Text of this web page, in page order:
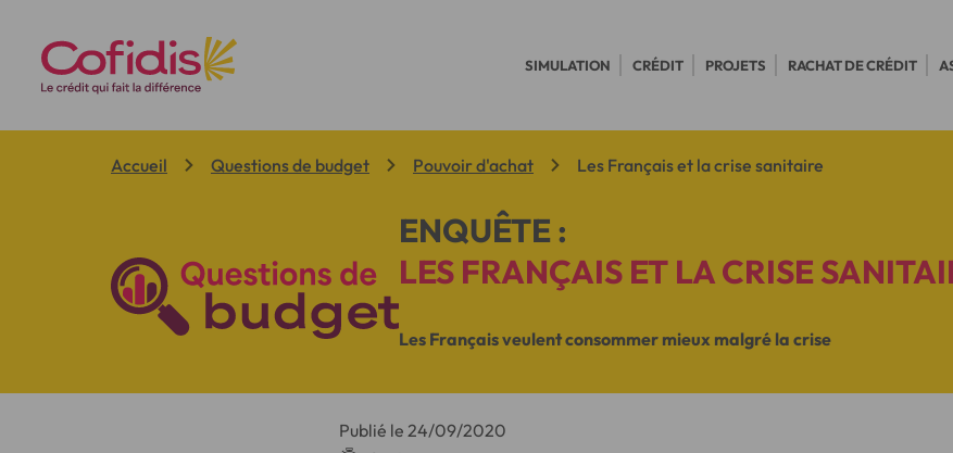
SIMULATION CRÉDIT PROJETS RACHAT DE CRÉDIT
Vous êtes ici:
Accueil Questions de budget Pouvoir d'achat Les Français et la crise sanitaire
ENQUÊTE :
LES FRANÇAIS ET LA CRISE
Les Français veulent consommer mieux malgré la crise
Publié le 24/09/2020